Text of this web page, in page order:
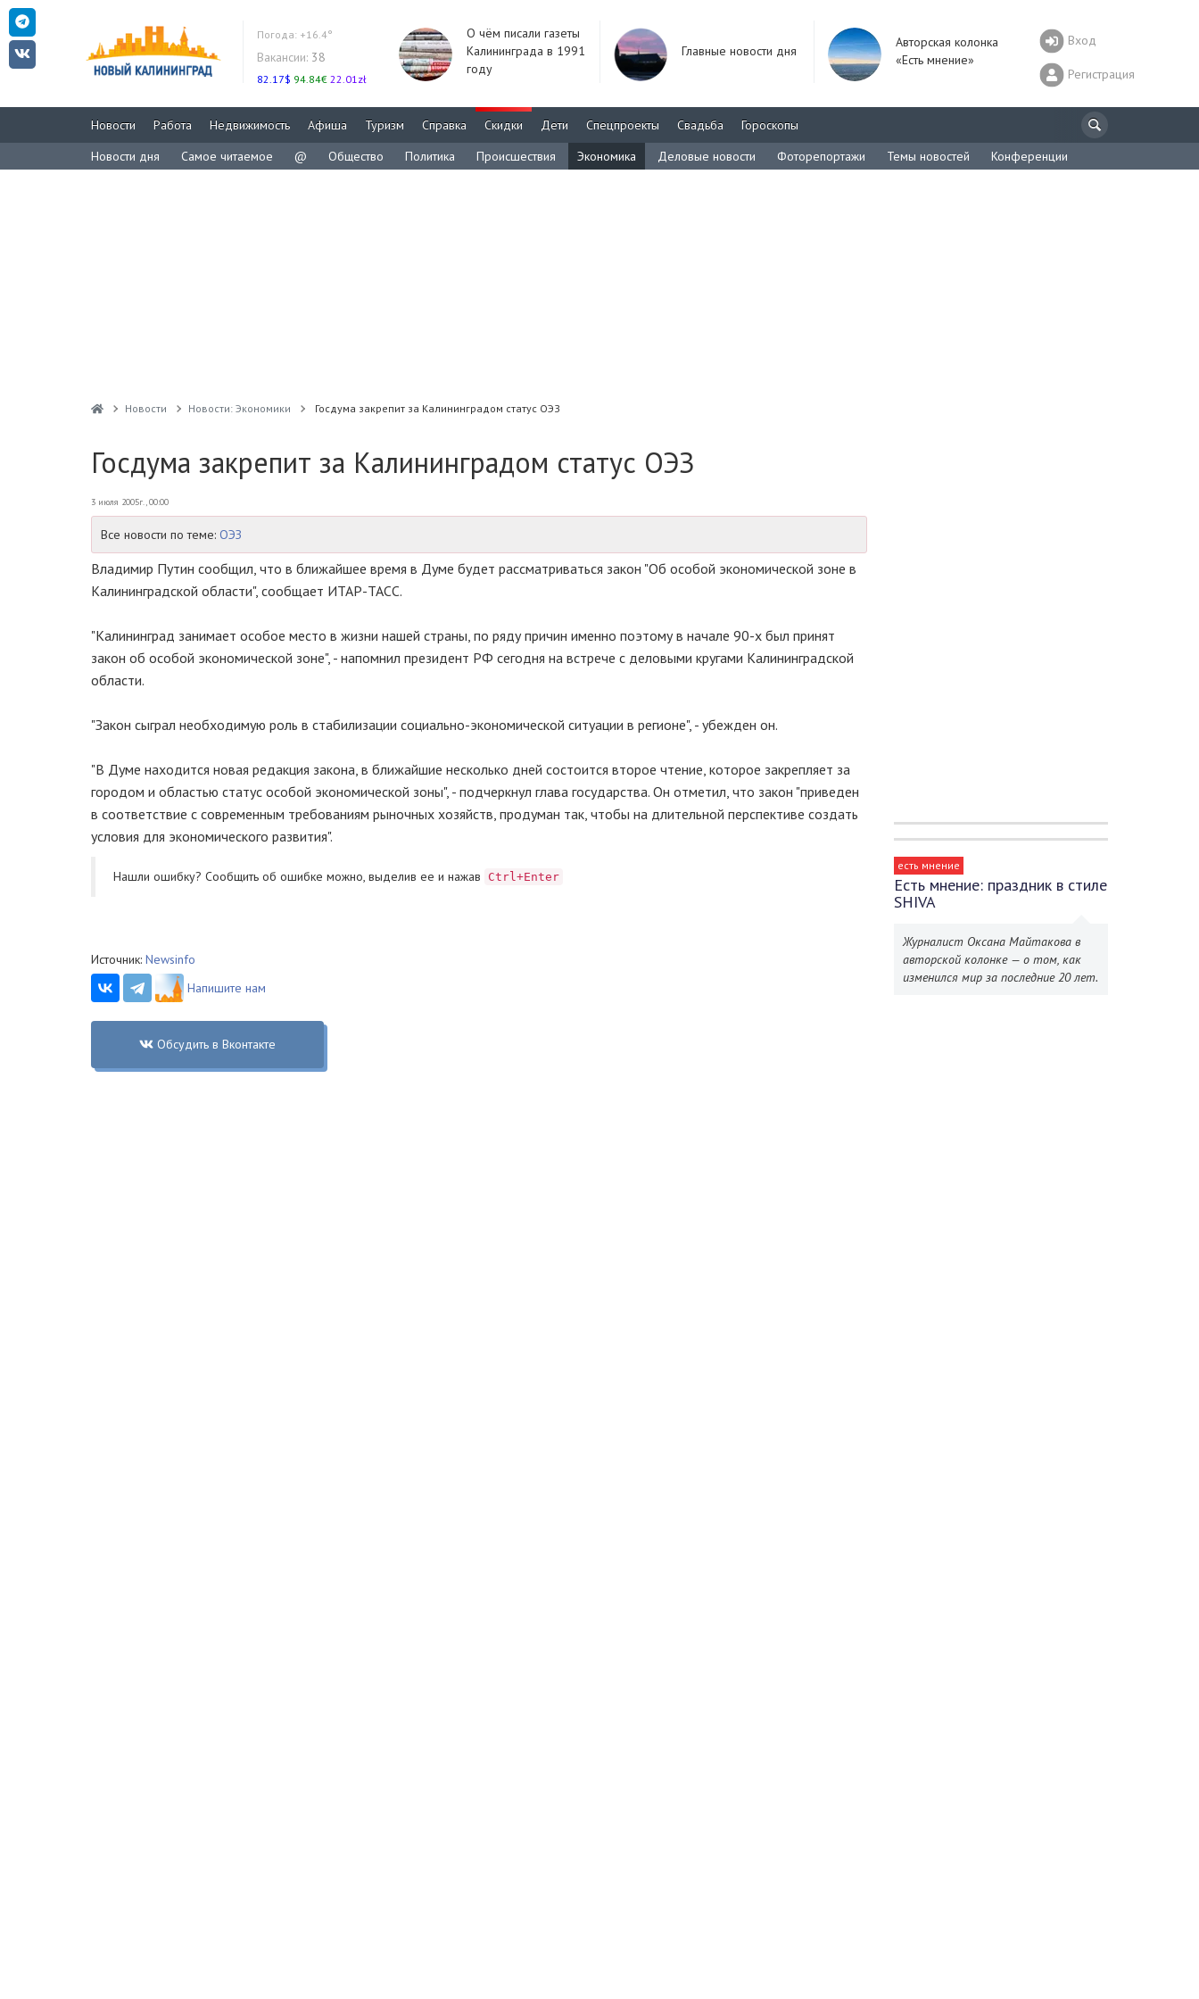
Погода: +16.4°
Вакансии: 38
82.17$ 94.84€ 22.01zł
О чём писали газеты
Калининграда в 1991
году
Главные новости дня
Авторская колонка
«Есть мнение»
Вход
Регистрация
Новости Работа Недвижимость Афиша Туризм Справка Скидки Дети Спецпроекты Свадьба
Гороскопы
Новости дня
Самое читаемое @ Общество Политика Происшествия Экономика Деловые новости Фоторепортажи Темы новостей Конференции
Новости Новости: Экономики Госдума закрепит за Калининградом статус ОЭЗ
Госдума закрепит за Калининградом статус ОЭЗ
3 июля 2005г., 00:00
Все новости по теме: ОЭЗ
Владимир Путин сообщил, что в ближайшее время в Думе будет рассматриваться закон "Об особой экономической зоне в
Калининградской области", сообщает ИТАР-ТАСС.
"Калининград занимает особое место в жизни нашей страны, по ряду причин именно поэтому в начале 90-х был принят
закон об особой экономической зоне", - напомнил президент РФ сегодня на встрече с деловыми кругами Калининградской
области.
"Закон сыграл необходимую роль в стабилизации социально-экономической ситуации в регионе", - убежден он.
"В Думе находится новая редакция закона, в ближайшие несколько дней состоится второе чтение, которое закрепляет за
городом и областью статус особой экономической зоны", - подчеркнул глава государства. Он отметил, что закон "приведен
в соответствие с современным требованиям рыночных хозяйств, продуман так, чтобы на длительной перспективе создать
условия для экономического развития".
Нашли ошибку? Cообщить об ошибке можно, выделив ее и нажав Ctrl+Enter
Источник: Newsinfo
Напишите нам
Обсудить в Вконтакте
есть мнение
Есть мнение: праздник в стиле
SHIVA
Журналист Оксана Майтакова в
авторской колонке — о том, как
изменился мир за последние 20 лет.